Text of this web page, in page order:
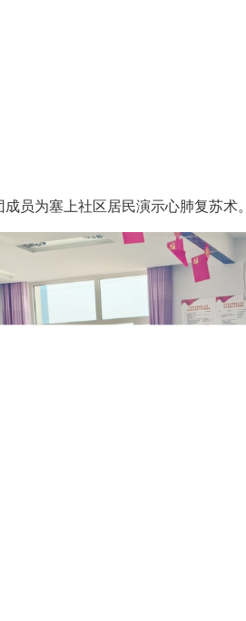
成员为塞上社区居民演示心肺复苏术。